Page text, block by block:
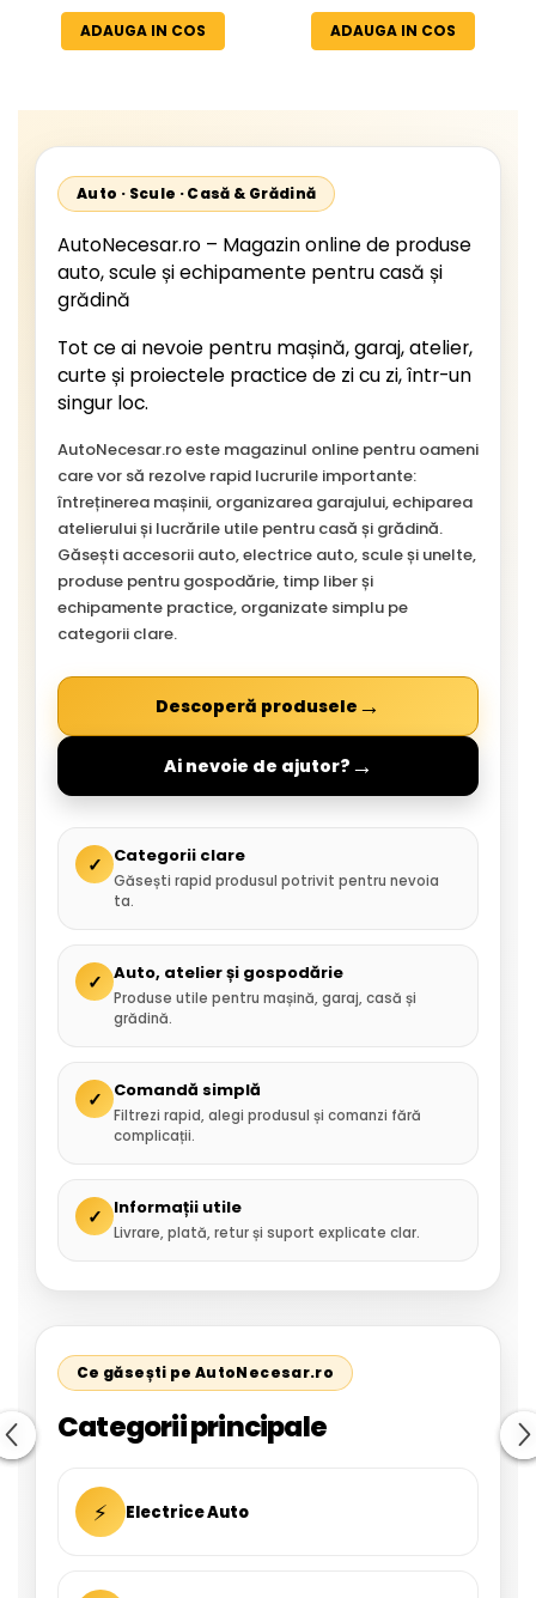
Temperaturi Înalte, Multi-
Aplicații Vânzare la MetruADAUGA IN COS
Valabilitate 2031
ADAUGA IN COS
Auto · Scule · Casă & Grădină
AutoNecesar.ro – Magazin online de produse
auto, scule și echipamente pentru casă și
grădină
Tot ce ai nevoie pentru mașină, garaj, atelier,
curte și proiectele practice de zi cu zi, într-un
singur loc.
AutoNecesar.ro este magazinul online pentru oameni
care vor să rezolve rapid lucrurile importante:
întreținerea mașinii, organizarea garajului, echiparea
atelierului și lucrările utile pentru casă și grădină.
Găsești accesorii auto, electrice auto, scule și unelte,
produse pentru gospodărie, timp liber și
echipamente practice, organizate simplu pe
categorii clare.
Descoperă produsele →
Ai nevoie de ajutor? →
✓ Categorii clare
Găsești rapid produsul potrivit pentru nevoia
ta.
✓ Auto, atelier și gospodărie
Produse utile pentru mașină, garaj, casă și
grădină.
✓ Comandă simplă
Filtrezi rapid, alegi produsul și comanzi fără
complicații.
✓ Informații utile
Livrare, plată, retur și suport explicate clar.
Ce găsești pe AutoNecesar.ro
Categorii principale
⚡ Electrice Auto